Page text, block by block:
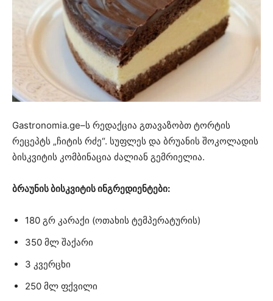
Gastronomia.ge–ს რედაქცია გთავაზობთ ტორტის
რეცეპტს „ჩიტის რძე“. სუფლეს და ბრუანის შოკოლადის
ბისკვიტის კომბინაცია ძალიან გემრიელია.
ბრაუნის ბისკვიტის ინგრედიენტები:
180 გრ კარაქი (ოთახის ტემპერატურის)
350 მლ შაქარი
3 კვერცხი
250 მლ ფქვილი